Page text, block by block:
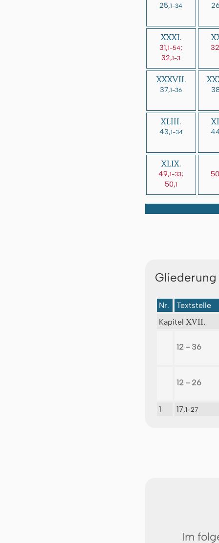
25,1-34
XXXI.
31,1-54;
32,1-3
XXXVII.
37,1-36
XLIII.
43,1-34
XLIX.
49,1-33;
50,1
Nr.
Textstelle
Kapitel XVII.
12 - 36
12 - 26
1 17,1-27
Im